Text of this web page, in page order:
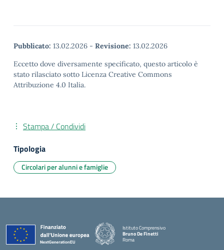
Pubblicato: 13.02.2026 - Revisione: 13.02.2026
Eccetto dove diversamente specificato, questo articolo è
stato rilasciato sotto Licenza Creative Commons
Attribuzione 4.0 Italia.
Stampa / Condividi
Tipologia
Circolari per alunni e famiglie
Istituto Comprensivo
Bruno De Finetti
Roma